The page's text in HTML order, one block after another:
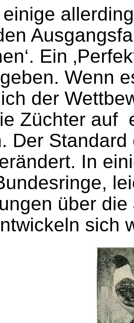
Ein
Wenn
der
Züchter auf
Der
In
über
sich